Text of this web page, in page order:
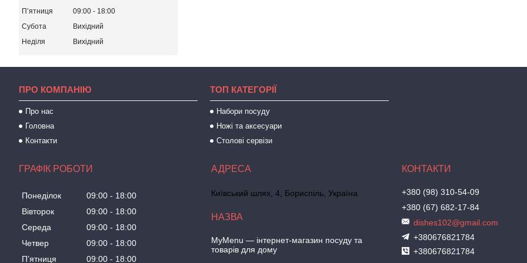
Пʼятниця
09:00
18:00
Субота
Вихідний
Неділя
Вихідний
ПРО КОМПАНІЮ
Про нас
Головна
Контакти
ТОП КАТЕГОРІЇ
Набори посуду
Ножі та аксесуари
Столові сервізи
ГРАФІК РОБОТИ
Понеділок 09:00
18:00
Вівторок
09:00
18:00
Середа
09:00
18:00
Четвер
09:00
18:00
Пʼятниця
09:00 18:00
Київський шлях, 4, Бориспіль, Україна
MyMenu — інтернет-магазин посуду та
товарів для дому
+380 (98) 310-54-09
+380 (67) 682-17-84
dishes102@gmail.com
+380676821784
+380676821784